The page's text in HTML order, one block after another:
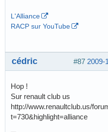
L'Alliance
RACP sur YouTube
#87 2009-
cédric
Hop !
Sur renault club us
http://www.renaultclub.us/
t=730&highlight=alliance